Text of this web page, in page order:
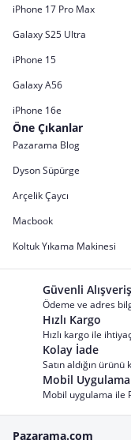
iPhone 17 Pro Max
Galaxy S25 Ultra
iPhone 15
Galaxy A56
iPhone 16e
Öne Çıkanlar
Pazarama Blog
Dyson Süpürge
Arçelik Çaycı
Macbook
Koltuk Yıkama Makinesi
Güvenli Alışveriş
Ödeme ve adres
Hızlı Kargo
Hızlı kargo ile
Kolay İade
Satın aldığın
Mobil Uygulama
Mobil uygulama ile
Pazarama.com